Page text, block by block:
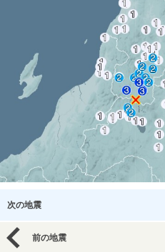
次の地震
前の地震